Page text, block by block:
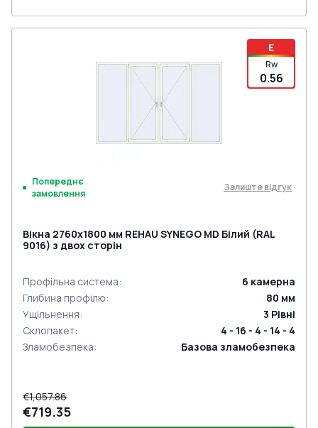
E
Rw
0.56
Попереднє
замовлення
Залиште відгук
Вікна 2760x1800 мм REHAU SYNEGO MD Білий (RAL
9016) з двох сторін
Профільна система: 6 камерна
Глибина профілю: 80 мм
Ущільнення: 3 Рівні
Склопакет:
4 - 16 - 4 - 14 - 4
Зламобезпека: Базова зламобезпека
€1,057.86
€719.35